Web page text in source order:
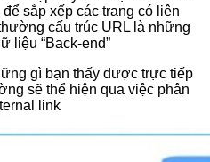
sắp xếp các trang có liên
cấu trúc URL là những
liệu “Back-end”
gì bạn thấy được trực tiếp
sẽ thể hiện qua việc phân
link